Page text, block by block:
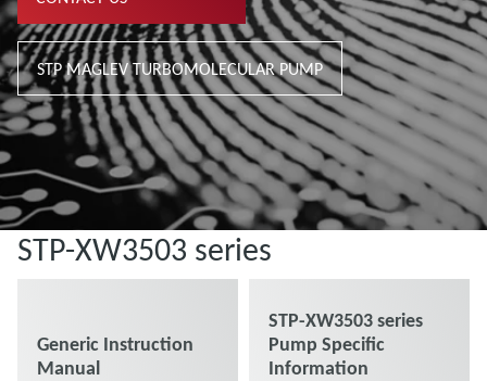
STP MAGLEV TURBOMOLECULAR PUMP
STP-XW3503 series
Generic Instruction
Manual
STP-XW3503 series
Pump Specific
Information